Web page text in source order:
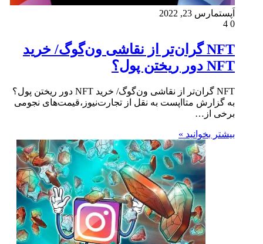
اَپستمارس 23, 2022
0
NFT گران‌تر از نقاشی ون‌گوگ/ خرید
NFT دور ریختن پول؟
NFT گران‌تر از نقاشی ون‌گوگ/ خرید NFT دور ریختن پول؟
به گزارش متااپست به نقل از تجارت‌نیوز،قیمت‌های نجومی
برخی از…
بیشتر بخوانید »